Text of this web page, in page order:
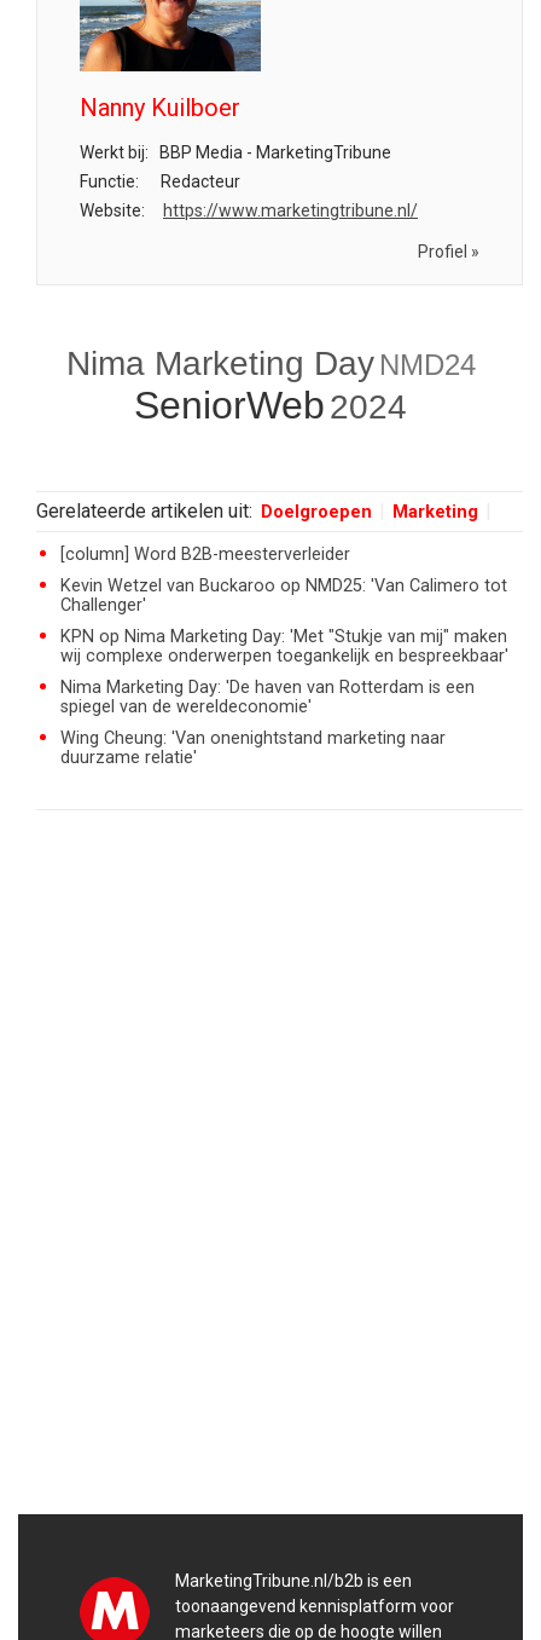
Nanny Kuilboer
Werkt bij:
BBP Media - MarketingTribune
Functie:
Redacteur
Website:
https://www.marketingtribune.nl/
Profiel »
Nima Marketing Day NMD24
SeniorWeb2024
Gerelateerde artikelen uit: Doelgroepen Marketing
[column] Word B2B-meesterverleider
Kevin Wetzel van Buckaroo op NMD25: 'Van Calimero tot
Challenger'
KPN op Nima Marketing Day: 'Met "Stukje van mij" maken
wij complexe onderwerpen toegankelijk en bespreekbaar'
Nima Marketing Day: 'De haven van Rotterdam is een
spiegel van de wereldeconomie'
Wing Cheung: 'Van onenightstand marketing naar
duurzame relatie'
MarketingTribune.nl/b2b is een
toonaangevend kennisplatform voor
marketeers die op de hoogte willen